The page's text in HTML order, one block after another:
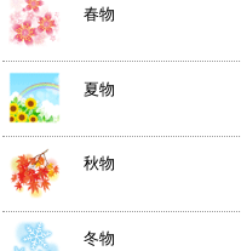
春物
夏物
秋物
冬物